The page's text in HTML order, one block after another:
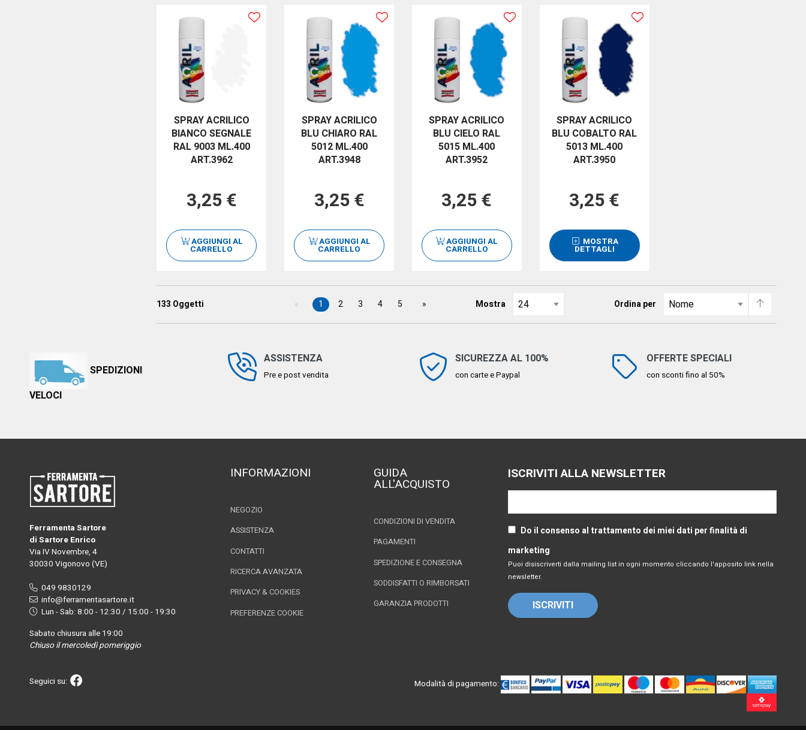
SPRAY ACRILICO
BIANCO SEGNALE
RAL 9003 ML.400
ART.3962
3,25 €
AGGIUNGI AL
CARRELLO
SPRAY ACRILICO
BLU CHIARO RAL
5012 ML.400
ART.3948
3,25 €
AGGIUNGI AL
CARRELLO
SPRAY ACRILICO
BLU CIELO RAL
5015 ML.400
ART.3952
3,25 €
AGGIUNGI AL
CARRELLO
SPRAY ACRILICO
BLU COBALTO RAL
5013 ML.400
ART.3950
3,25 €
MOSTRA
DETTAGLI
133 Oggetti 1 2 3 4 5 Mostra Ordina per
SPEDIZIONI
VELOCI
ASSISTENZA
Pre e post vendita
SICUREZZA AL 100%
con carte e Paypal
OFFERTE SPECIALI
con sconti fino al 50%
Ferramenta Sartore
di Sartore Enrico
Via IV Novembre, 4
30030 Vigonovo (VE)
049 9830129
info@ferramentasartore.it
Lun - Sab: 8:00 - 12:30 / 15:00 - 19:30
Sabato chiusura alle 19:00
Chiuso il mercoledì pomeriggio
INFORMAZIONI
NEGOZIO
ASSISTENZA
CONTATTI
RICERCA AVANZATA
PRIVACY & COOKIES
PREFERENZE COOKIE
GUIDA
ALL'ACQUISTO
CONDIZIONI DI VENDITA
PAGAMENTI
SPEDIZIONE E CONSEGNA
SODDISFATTI O RIMBORSATI
GARANZIA PRODOTTI
ISCRIVITI ALLA NEWSLETTER
Do il consenso al trattamento dei miei dati per finalità di
marketing
Puoi disiscriverti dalla mailing list in ogni momento cliccando l'apposito link nella
newsletter.
Seguici su: Modalità di pagamento: